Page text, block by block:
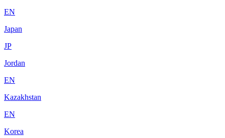
EN
Japan
JP
Jordan
EN
Kazakhstan
EN
Korea